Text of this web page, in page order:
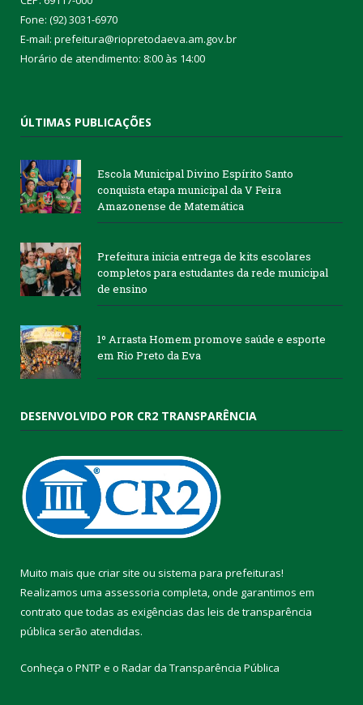
Fone: (92) 3031-6970
E-mail: prefeitura@riopretodaeva.am.gov.br
Horário de atendimento: 8:00 às 14:00
ÚLTIMAS PUBLICAÇÕES
Escola Municipal Divino Espírito Santo
conquista etapa municipal da V Feira
Amazonense de Matemática
Prefeitura inicia entrega de kits escolares
completos para estudantes da rede municipal
de ensino
1º Arrasta Homem promove saúde e esporte
em Rio Preto da Eva
DESENVOLVIDO POR CR2 TRANSPARÊNCIA
Muito mais que criar site ou sistema para prefeituras!
Realizamos uma assessoria completa, onde garantimos em
contrato que todas as exigências das leis de transparência
pública serão atendidas.
Conheça o PNTP e o Radar da Transparência Pública